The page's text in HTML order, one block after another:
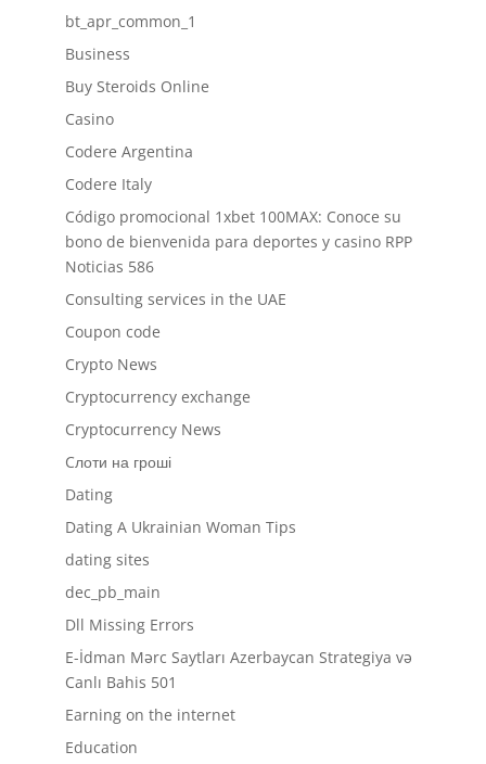
bt_apr_common_1
Business
Buy Steroids Online
Casino
Codere Argentina
Codere Italy
Código promocional 1xbet 100MAX: Conoce su
bono de bienvenida para deportes y casino RPP
Noticias 586
Consulting services in the UAE
Coupon code
Crypto News
Cryptocurrency exchange
Cryptocurrency News
Cлоти на гроші
Dating
Dating A Ukrainian Woman Tips
dating sites
dec_pb_main
Dll Missing Errors
E-İdman Mərc Saytları Azerbaycan Strategiya və
Canlı Bahis 501
Earning on the internet
Education